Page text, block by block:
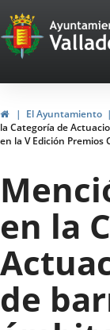
Portal
Web
del
de
HomeEl Ayuntamiento
la Categoría de
en la V Edición Premios
en la
de